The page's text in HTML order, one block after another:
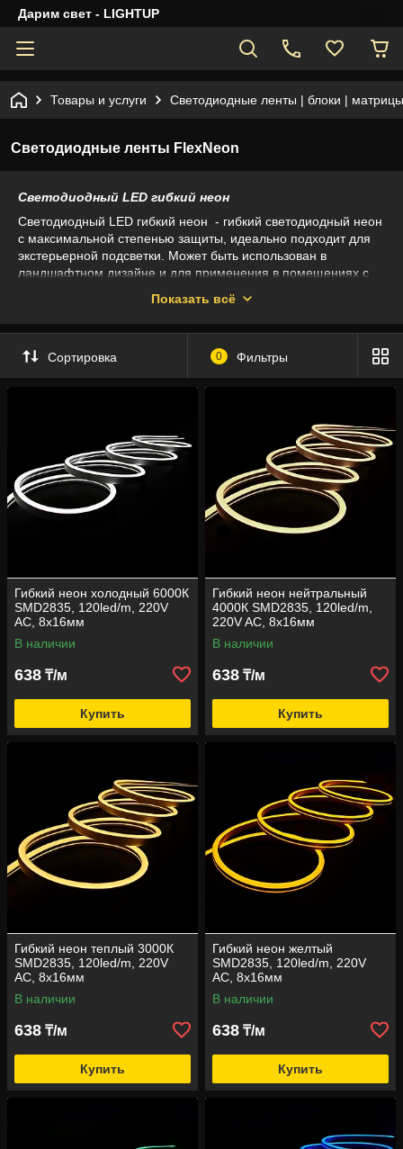
Дарим свет - LIGHTUP
Товары и услуги Светодиодные ленты | блоки |
Светодиодные ленты FlexNeon
Светодиодный LED гибкий неон
Светодиодный LED гибкий неон - гибкий светодиодный неон
с максимальной степенью защиты, идеально подходит для
экстерьерной подсветки. Может быть использован в
ландшафтном дизайне и для применения в помещениях с
различных цветов: синий, зеленый, желтый, белый, красный.
Есть также многоцветный вариант, который подключается к
сети 220 вольт через RGB-контроллер.
Яркое свечение обеспечено благодаря применению
отличается хорошей гибкостью, с его помощью можно
осуществить любые дизайнерские замыслы. Это
оптимальный выбор для рекламы: вывески, подсветка
витрин, иллюминация фасадов магазинов, создание
объемных букв и разнообразных изображений.
Показать всё
Сортировка 0 Фильтры
Гибкий неон холодный 6000К
SMD2835, 120led/m, 220V
AC, 8х16мм
В наличии
638 ₸/м
Купить
Гибкий неон нейтральный
4000К SMD2835, 120led/m,
220V AC, 8х16мм
В наличии
638 ₸/м
Купить
Гибкий неон теплый 3000К
SMD2835, 120led/m, 220V
AC, 8х16мм
В наличии
638 ₸/м
Купить
Гибкий неон желтый
SMD2835, 120led/m, 220V
AC, 8х16мм
В наличии
638 ₸/м
Купить